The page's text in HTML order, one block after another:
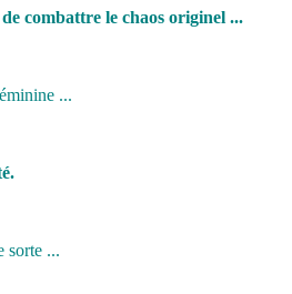
combattre le chaos originel ...
...
sorte ...